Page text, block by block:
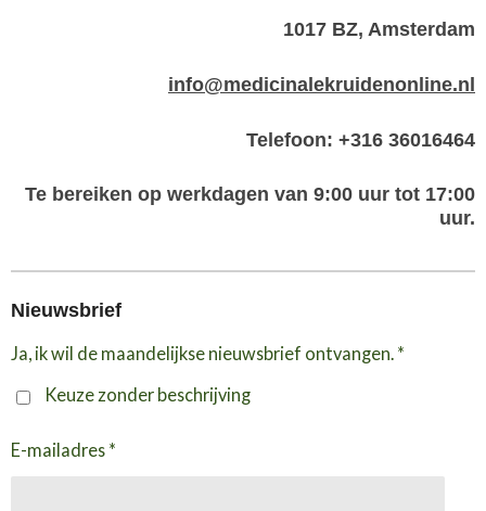
1017 BZ, Amsterdam
info@medicinalekruidenonline.nl
Telefoon: +316 36016464
Te bereiken op werkdagen van 9:00 uur tot 17:00
uur.
Nieuwsbrief
Ja, ik wil de maandelijkse nieuwsbrief ontvangen. *
Keuze zonder beschrijving
E-mailadres *